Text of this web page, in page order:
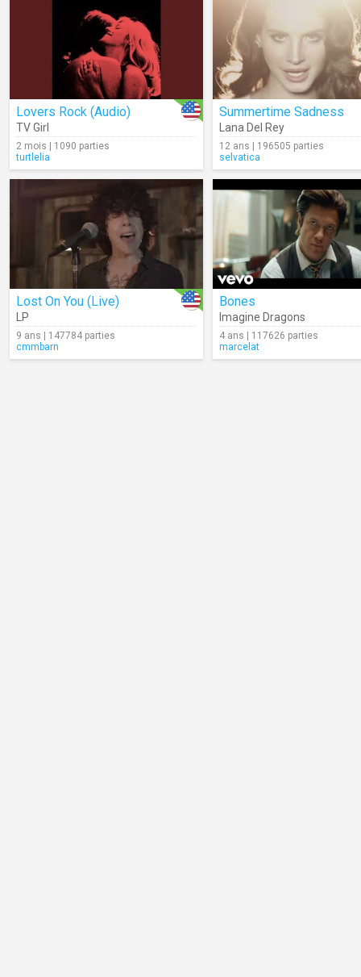
Lovers Rock (Audio)
TV Girl
2 mois | 1090 parties
turtlelia
Summertime Sadness
Lana Del Rey
12 ans | 196505 parties
selvatica
Lost On You (Live)
LP
9 ans | 147784 parties
cmmbarn
Bones
Imagine Dragons
4 ans | 117626 parties
marcelat